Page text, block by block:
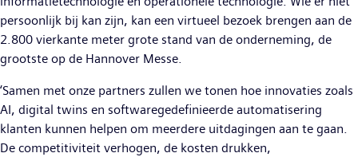
persoonlijk bij kan zijn, kan een virtueel bezoek brengen aan de
2.800 vierkante meter grote stand van de onderneming, de
grootste op de Hannover Messe.
‘Samen met onze partners zullen we tonen hoe innovaties zoals
AI, digital twins en softwaregedefinieerde automatisering
klanten kunnen helpen om meerdere uitdagingen aan te gaan.
De competitiviteit verhogen, de kosten drukken,